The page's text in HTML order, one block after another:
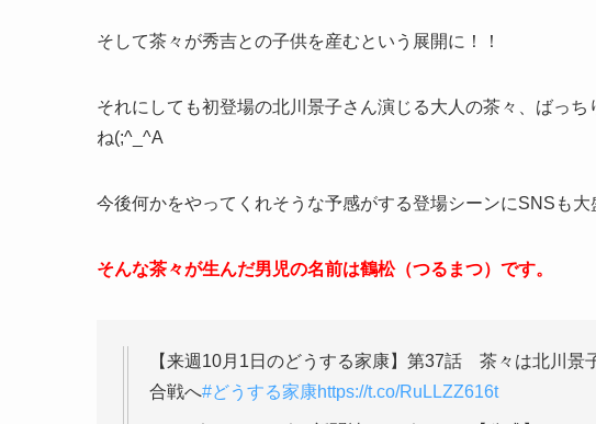
そして茶々が秀吉との子供を産むという展開に！！
それにしても初登場の北川景子さん演じる大人の茶々、ばっ
ね(;^_^A
今後何かをやってくれそうな予感がする登場シーンにSNSも大
そんな茶々が生んだ男児の名前は鶴松（つるまつ）です。
【来週10月1日のどうする家康】第37話 茶々は北川
合戦へ#どうする家康https://t.co/RuLLZZ616t